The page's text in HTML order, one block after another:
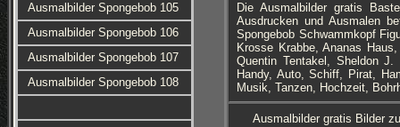
Ausmalbilder Spongebob 105
Ausmalbilder Spongebob 106
Ausmalbilder Spongebob 107
Ausmalbilder Spongebob 108
Die Ausmalbilder gratis
Ausdrucken und Ausmalen
Spongebob Schwammkopf
Krosse Krabbe, Ananas
Quentin Tentakel, Sheldon
Handy, Auto, Schiff, Pirat,
Musik, Tanzen, Hochzeit,
Ausmalbilder gratis Bilder